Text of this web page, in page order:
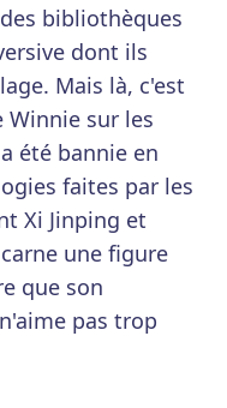
bibliothèques
dont ils
Mais là, c'est
sur les
été bannie en
faites par les
Xi Jinping et
une figure
que son
pas trop